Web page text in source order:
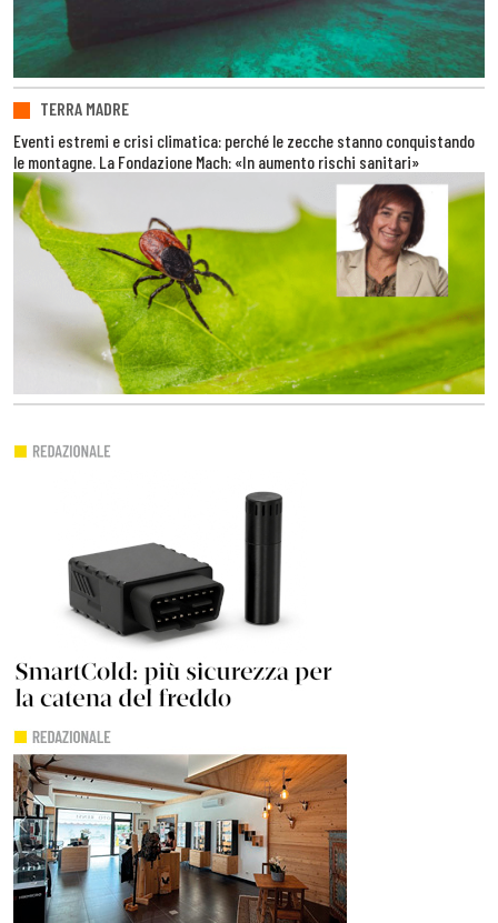
TERRA MADRE
Eventi estremi e crisi climatica: perché le zecche stanno conquistando
le montagne. La Fondazione Mach: «In aumento rischi sanitari»